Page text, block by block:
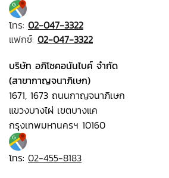
โทร: 02-047-3322
แฟกซ์: 02-047-3322
บริษัท อภิโชคอนันไบค์ จำกัด
(สาขากาญจนาภิเษก)
1671, 1673 ถนนกาญจนาภิเษก
แขวงบางไผ่ เขตบางแค
กรุงเทพมหานครฯ 10160
โทร: 02-455-8183